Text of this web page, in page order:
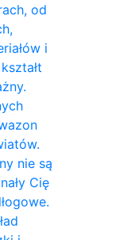
od
i
nie są
Cię